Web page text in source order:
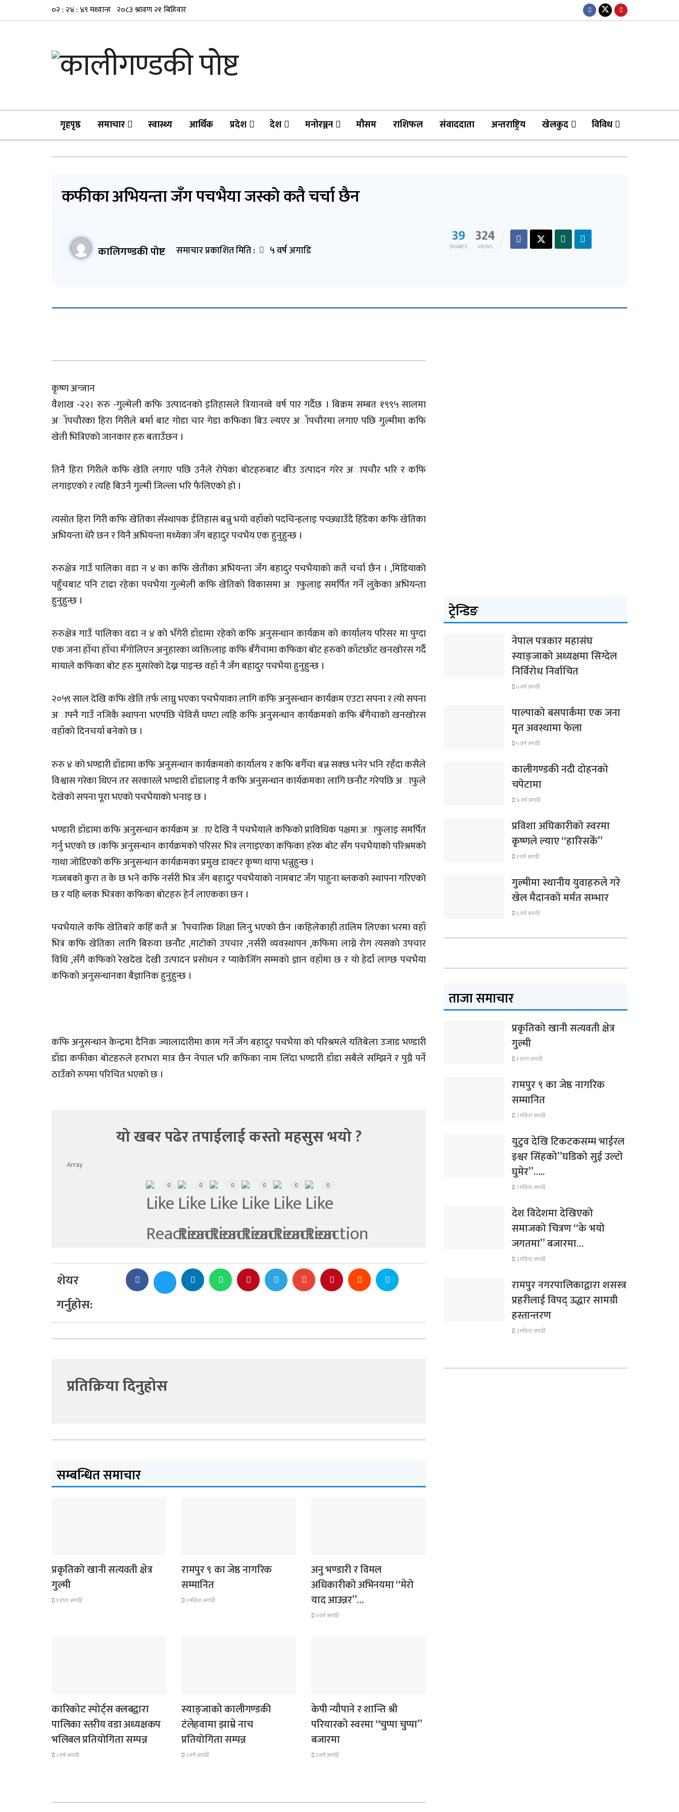
गृहपृष्ठ समाचार स्वास्थ्य आर्थिक प्रदेश देश मनोरञ्जन मौसम राशिफल संवाददाता अन्तराष्ट्रिय खेलकुद विविध
कफीका अभियन्ता जँग पचभैया जस्काे कतै चर्चा छैन
कालिगण्डकी पोष्ट समाचार प्रकाशित मिति : ५ वर्ष अगाडि
39
SHARES 324
VIEWS
कृष्ण अन्जान
वैशाख -२२। रुरु -गुल्मेली कफि उत्पादनकाे इतिहासले त्रियानव्वे वर्ष पार गर्दैछ । बिक्रम सम्बत १९९५ सालमा
अाँपचौरका हिरा गिरीले बर्मा बाट गाेडा चार गेडा कफिका बिउ ल्यएर अाँपचाैरमा लगाए पछि गुल्मीमा कफि
खेती भित्रिएकाे जानकार हरु बताउँछन ।
तिनै हिरा गिरीले कफि खेति लगाए पछि उनैले राेपेका बाेटहरुबाट बीउ उत्पादन गरेर अापचौर भरि र कफि
लगाइएकाे र त्यहि बिउनै गुल्मी जिल्ला भरि फैलिएकाे हाे ।
त्यसाेत हिरा गिरी कफि खेतिका सँस्थापक ईतिहास बन्नु भयाे वहाँकाे पदचिन्हलाइ पच्छ्याउँदै हिँडेका कफि खेतिका
अभियन्ता धेरै छन र यिनै अभियन्ता मध्येका जँग बहादुर पचभैय एक हुनुहुन्छ ।
रुरुक्षेत्र गाउँ पालिका वडा न ४ का कफि खेतीका अभियन्ता जँग बहादुर पचभैयाकाे कतै चर्चा छैन । ,मिडियाकाे
पहुँचबाट पनि टाढा रहेका पचभैया गुल्मेली कफि खेतिकाे विकासमा अाफुलाइ समर्पित गर्ने लुकेका अभियन्ता
हुनुहुन्छ ।
रुरुक्षेत्र गाउँ पालिका वडा न ४ काे भँगेरी डाँडामा रहेकाे कफि अनुसन्धान कार्यक्रम काे कार्यालय परिसर मा पुग्दा
एक जना हाेँचा हाेँचा मँगाेलिएन अनुहारका व्यक्तिलाइ कफि बँगैचामा कफिका बाेट हरुकाे काँटछाँट खनखाेरस गर्दै
मायाले कफिका बाेट हरु मुसारेकाे देख्न पाइन्छ वहाँ नै जँग बहादुर पचभैया हुनुहुन्छ ।
२०५९ साल देखि कफि खेति तर्फ लाग्नु भएका पचभैयाका लागि कफि अनुसन्धान कार्यक्रम एउटा सपना र त्याे सपना
अाफ्नै गाउँ नजिकै स्थापना भएपछि चेविसै घण्टा त्यहि कफि अनुसन्धान कार्यक्रमकाे कफि बँगैचाकाे खनखाेरस
वहाँकाे दिनचर्या बनेकाे छ ।
रुरु ४ काे भण्डारी डाँडामा कफि अनुसन्धान कार्यक्रमकाे कार्यालय र कफि बगैँचा बन्न सक्छ भनेर भनि रहँदा कसैले
विश्वास गरेका थिएन तर सरकारले भण्डारी डाँडालाइ नै कफि अनुसन्धान कार्यक्रमका लागि छनौट गरेपछि अाफुले
देखेकाे सपना पूरा भएकाे पचभैयाकाे भनाइ छ ।
भण्डारी डाँडामा कफि अनुसन्धान कार्यक्रम अाए देखि नै पचभैयाले कफिकाे प्राविधिक पक्षमा अाफुलाइ समर्पित
गर्नु भएकाे छ ।कफि अनुसन्धान कार्यक्रमकाे परिसर भित्र लगाइएका कफिका हरेक बाेट सँग पचभैयाकाे परिश्रमकाे
गाथा जाेडिएकाे कफि अनुसन्धान कार्यक्रमका प्रमुख डाक्टर कृष्ण थापा भन्नुहुन्छ ।
गज्जबकाे कुरा त के छ भने कफि नर्सरी भित्र जँग बहादुर पचभैयाकाे नामबाट जँग पाहुना ब्लककाे स्थापना गरिएकाे
छ र यहि ब्लक भित्रका कफिका बाेटहरु हेर्न लाएकका छन ।
पचभैयाले कफि खेतिबारे कहिँ कतै अौपचारिक शिक्षा लिनु भएकाे छैन ।कहिलेकाही तालिम लिएका भरमा वहाँ
भित्र कफि खेतिका लागि बिरुवा छनौट ,माटाेकाे उपचार ,नर्सरी व्यवस्थापन ,कफिमा लाग्ने राेग त्यसकाे उपचार
विधि ,सँगै कफिकाे रेखदेख देखी उत्पादन प्रसाेधन र प्याकेजिँग सम्मकाे ज्ञान वहाँमा छ र याे हेर्दा लाग्छ पचभैया
कफिकाे अनुसन्धानका बैज्ञानिक हुनुहुन्छ ।
कफि अनुसन्धान केन्द्रमा दैनिक ज्यालादारीमा काम गर्ने जँग बहादुर पचभैया काे परिश्रमले यतिबेला उजाड भण्डारी
डाँडा कफीका बाेटहरुले हराभरा मात्र छैन नेपाल भरि कफिका नाम लिँदा भण्डारी डाँडा सबैले सम्झिने र पुग्नै पर्ने
ठाउँकाे रुपमा परिचित भएकाे छ ।
यो खबर पढेर तपाईलाई कस्तो महसुस भयो ?
Array
0 0 0 0 0 0
शेयर
गर्नुहोस:
प्रतिक्रिया दिनुहोस
सम्बन्धित समाचार
प्रकृतिको खानी सत्यवती क्षेत्र
गुल्मी
१ हप्ता अगाडि
रामपुर ९ का जेष्ठ नागरिक
सम्मानित
२ महिना अगाडि
अनु भण्डारी र विमल
अधिकारीको अभिनयमा “मेरो
याद आउन्नर”…
१ वर्ष अगाडि
कारिकोट स्पोर्ट्स क्लबद्वारा
पालिका स्तरीय वडा अध्यक्षकप
भलिबल प्रतियोगिता सम्पन्न
२ वर्ष अगाडि
स्याङ्जाको कालीगण्डकी
टंलेहवामा झाम्रे नाच
प्रतियोगिता सम्पन्न
२ वर्ष अगाडि
केपी न्यौपाने र शान्ति श्री
परियारको स्वरमा “चुप्पा चुप्पा”
बजारमा
२ वर्ष अगाडि
ट्रेन्डिङ
नेपाल पत्रकार महासंघ
स्याङ्जाको अध्यक्षमा सिग्देल
निर्विरोध निर्वाचित
५ वर्ष अगाडि
पाल्पाको बसपार्कमा एक जना
मृत अवस्थामा फेला
५ वर्ष अगाडि
कालीगण्डकी नदी दोहनको
चपेटामा
४ वर्ष अगाडि
प्रविशा अघिकारीको स्वरमा
कृष्णले ल्याए “हारिसकेँ”
१ वर्ष अगाडि
गुल्मीमा स्थानीय युवाहरुले गरे
खेल मैदानको मर्मत सम्भार
६ वर्ष अगाडि
ताजा समाचार
प्रकृतिको खानी सत्यवती क्षेत्र
गुल्मी
१ हप्ता अगाडि
रामपुर ९ का जेष्ठ नागरिक
सम्मानित
२ महिना अगाडि
युटुव देखि टिकटकसम्म भाईरल
इश्वर सिंहको”घडिको सुई उल्टो
घुमेर”…..
२ महिना अगाडि
देश विदेशमा देखिएको
समाजको चित्रण “के भयो
जगतमा” बजारमा…
३ महिना अगाडि
रामपुर नगरपालिकाद्वारा शसस्त्र
प्रहरीलाई विपद् उद्धार सामग्री
हस्तान्तरण
३ महिना अगाडि